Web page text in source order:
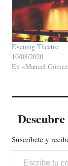
Evening Theatre
10/08/2020
En «Manuel
Suscríbete y
Escribe tu correo electrónico…